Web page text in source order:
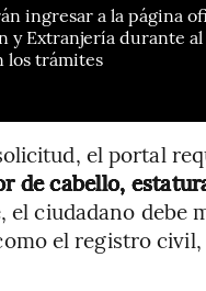
ingresar a la página
Extranjería durante al
los trámites
el portal
de cabello,
el ciudadano debe
el registro